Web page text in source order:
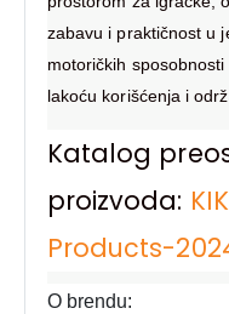
zabavu i praktičnost u
motoričkih
lakoću korišćenja i
Katalog
proizvoda:
Products-
O brendu: